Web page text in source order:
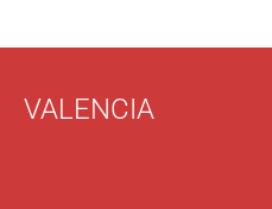
VALENCIA